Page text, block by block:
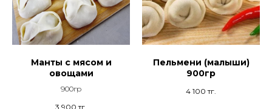
Манты с мясом и
овощами
900гр
3 900 тг.
Пельмени (малыши)
900гр
4 100 тг.